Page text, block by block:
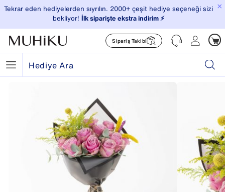
×
Tekrar eden hediyelerden sıyrılın. 2000+ çeşit hediye seçeneği sizi
bekliyor! İlk siparişte ekstra indirim ⚡️
Sipariş Takibi